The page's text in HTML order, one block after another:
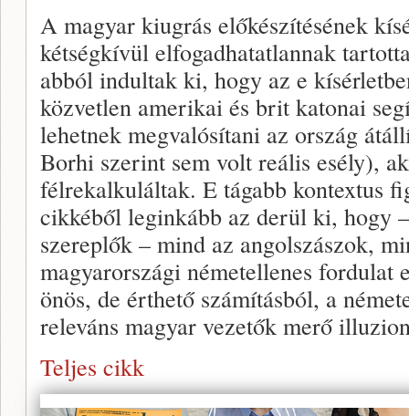
A magyar kiugrás előkészítésének
kétségkívül elfogadhatatlannak
abból indultak ki, hogy az e
közvetlen amerikai és brit katonai
lehetnek megvalósítani az ország
Borhi szerint sem volt reális esély),
félrekalkuláltak. E tágabb kontextus
cikkéből leginkább az derül ki, hogy
szereplők – mind az angolszászok,
magyarországi németellenes fordulat
önös, de érthető számításból, a
releváns magyar vezetők merő
Teljes cikk